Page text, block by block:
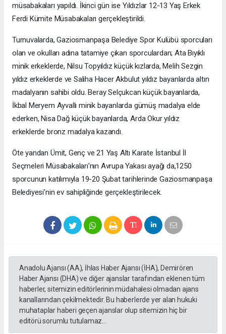
müsabakaları yapıldı. İkinci gün ise Yıldızlar 12-13 Yaş Erkek
Ferdi Kümite Müsabakaları gerçekleştirildi.
Turnuvalarda, Gaziosmanpaşa Belediye Spor Kulübü sporcuları
olan ve okulları adına tatamiye çıkan sporculardan; Ata Bıyıklı
minik erkeklerde, Nilsu Topyıldız küçük kızlarda, Melih Sezgin
yıldız erkeklerde ve Saliha Hacer Akbulut yıldız bayanlarda altın
madalyanın sahibi oldu. Beray Selçukcan küçük bayanlarda,
İkbal Meryem Ayvallı minik bayanlarda gümüş madalya elde
ederken, Nisa Dağ küçük bayanlarda, Arda Okur yıldız
erkeklerde bronz madalya kazandı.
Öte yandan Ümit, Genç ve 21 Yaş Altı Karate İstanbul İl
Seçmeleri Müsabakaları'nın Avrupa Yakası ayağı da,1250
sporcunun katılımıyla 19-20 Şubat tarihlerinde Gaziosmanpaşa
Belediyesi’nin ev sahipliğinde gerçekleştirilecek.
Anadolu Ajansı (AA), İhlas Haber Ajansı (İHA), Demirören
Haber Ajansı (DHA) ve diğer ajanslar tarafından eklenen tüm
haberler, sitemizin editörlerinin müdahalesi olmadan ajans
kanallarından çekilmektedir. Bu haberlerde yer alan hukuki
muhataplar haberi geçen ajanslar olup sitemizin hiç bir
editörü sorumlu tutulamaz...